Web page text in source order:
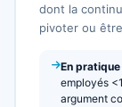
dont la
pivoter ou
En pratique
employés
argument